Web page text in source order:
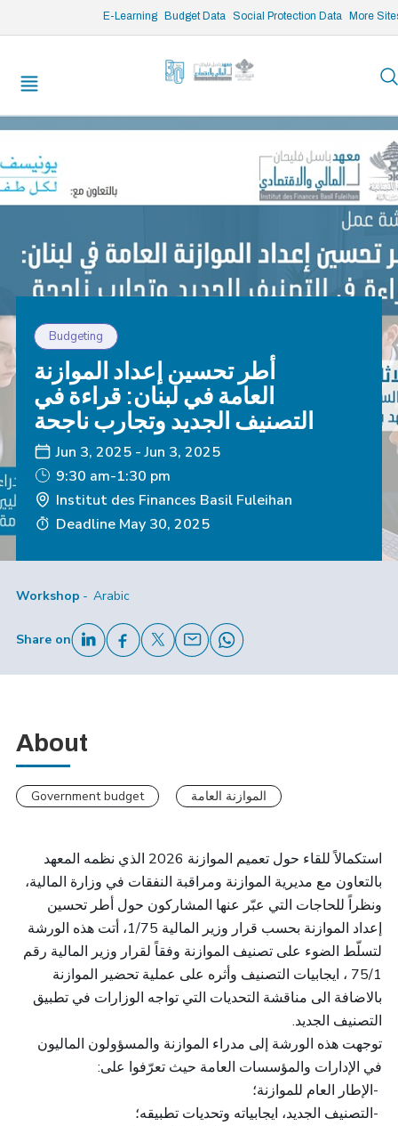
E-Learning Budget Data Social Protection Data More
/* opened search */
Budgeting
أطر تحسين إعداد الموازنة
العامة في لبنان: قراءة في
التصنيف الجديد وتجارب ناجحة
Jun 3, 2025 - Jun 3, 2025
9:30 am-1:30 pm
Institut des Finances Basil Fuleihan
Deadline May 30, 2025
Workshop Arabic
Share on
About
Government budget الموازنة العامة
استكمالاً للقاء حول تعميم الموازنة 2026 الذي نظمه المعهد
بالتعاون مع مديرية الموازنة ومراقبة النفقات في وزارة المالية،
ونظراً للحاجات التي عبّر عنها المشاركون حول أطر تحسين
إعداد الموازنة بحسب قرار وزير المالية 1/75، أتت هذه الورشة
لتسلّط الضوء على تصنيف الموازنة وفقاً لقرار وزير المالية رقم
75/1 ، ايجابيات التصنيف وأثره على عملية تحضير الموازنة
بالاضافة الى مناقشة التحديات التي تواجه الوزارات في تطبيق
التصنيف الجديد.
توجهت هذه الورشة إلى مدراء الموازنة والمسؤولون الماليون
في الإدارات والمؤسسات العامة حيث تعرّفوا على:
-الإطار العام للموازنة؛
-التصنيف الجديد، ايجابياته وتحديات تطبيقه؛